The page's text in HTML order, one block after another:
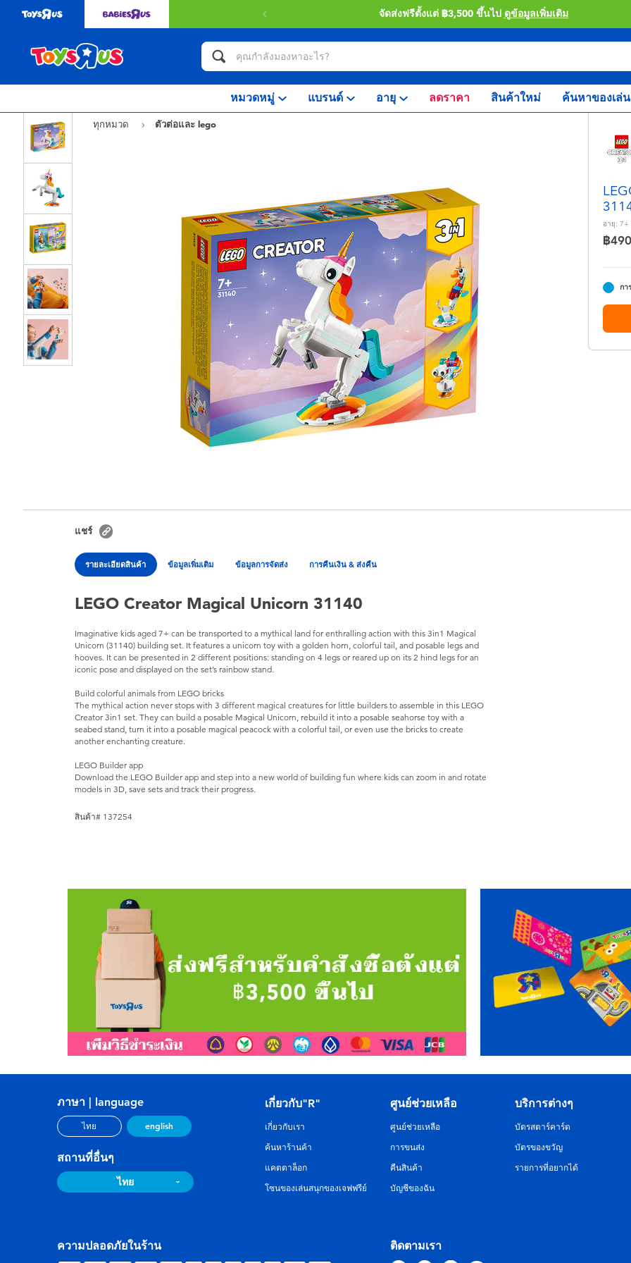
จัดส่งฟรีตั้งแต่ ฿3,500 ขึ้นไป ดูข้อมูลเพิ่มเติม
หมวดหมู่ แบรนด์ อายุ ลดราคา สินค้าใหม่ ค้นหาของเล่น
ทุกหมวด ตัวต่อและ lego
อายุ: 7+
฿490
กา
แชร์
รายละเอียดสินค้า ข้อมูลเพิ่มเติม ข้อมูลการจัดส่ง การคืนเงิน & ส่งคืน
LEGO Creator Magical Unicorn 31140
Imaginative kids aged 7+ can be transported to a mythical land for enthralling action with this 3in1 Magical
Unicorn (31140) building set. It features a unicorn toy with a golden horn, colorful tail, and posable legs and
hooves. It can be presented in 2 different positions: standing on 4 legs or reared up on its 2 hind legs for an
iconic pose and displayed on the set’s rainbow stand.
Build colorful animals from LEGO bricks
The mythical action never stops with 3 different magical creatures for little builders to assemble in this LEGO
Creator 3in1 set. They can build a posable Magical Unicorn, rebuild it into a posable seahorse toy with a
seabed stand, turn it into a posable magical peacock with a colorful tail, or even use the bricks to create
another enchanting creature.
LEGO Builder app
Download the LEGO Builder app and step into a new world of building fun where kids can zoom in and rotate
models in 3D, save sets and track their progress.
สินค้า# 137254
ภาษา | language
ไทย english
สถานที่อื่นๆ
ไทย
ติดตามเรา
เกี่ยวกับ"R"
เกี่ยวกับเรา
ค้นหาร้านค้า
แคตตาล็อก
โซนของเล่นสนุกของเจฟฟรีย์
ศูนย์ช่วยเหลือ
ศูนย์ช่วยเหลือ
การขนส่ง
คืนสินค้า
บัญชีของฉัน
บริการต่างๆ
บัตรสตาร์คาร์ด
บัตรของขวัญ
รายการที่อยากได้
ความปลอดภัยในร้าน